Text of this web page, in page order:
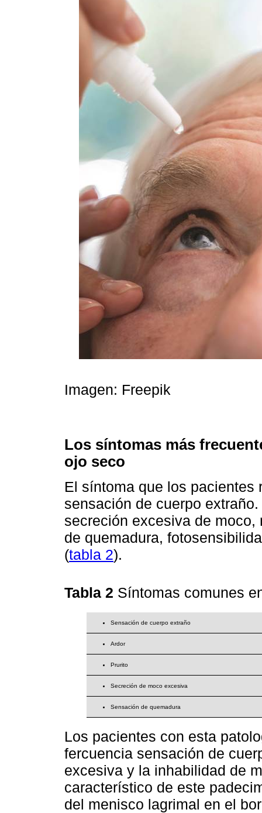
Imagen: Freepik
Los síntomas más
ojo seco
El síntoma que los pacientes
sensación de cuerpo
secreción excesiva de
de quemadura,
(tabla 2).
Tabla 2 Síntomas comunes
Sensación de cuerpo extraño
Ardor
Prurito
Secreción de moco excesiva
Sensación de quemadura
Los pacientes con esta
fercuencia sensación de
excesiva y la inhabilidad de
característico de este
del menisco lagrimal en el